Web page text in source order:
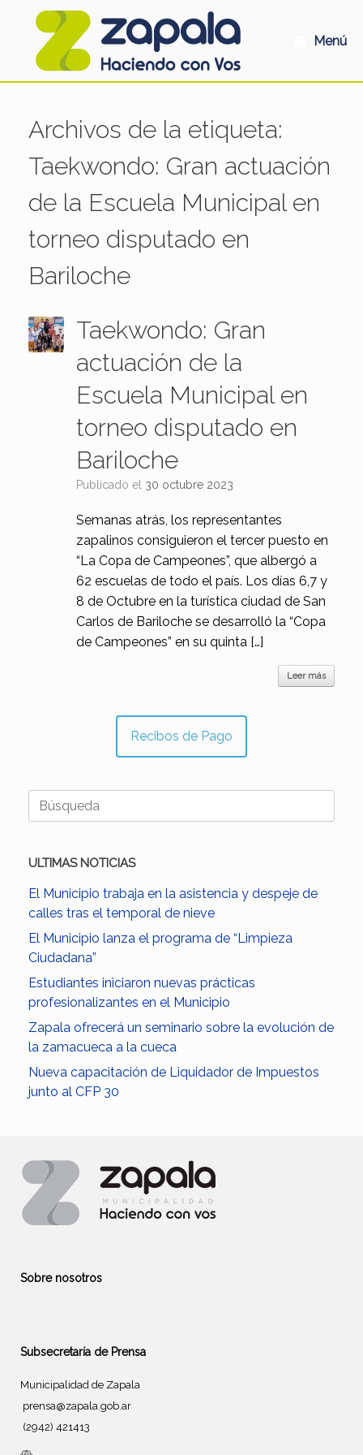
Menú
Archivos de la etiqueta:
Taekwondo: Gran actuación
de la Escuela Municipal en
torneo disputado en
Bariloche
Taekwondo: Gran
actuación de la
Escuela Municipal en
torneo disputado en
Bariloche
Publicado el 30 octubre 2023
Semanas atrás, los representantes
zapalinos consiguieron el tercer puesto en
“La Copa de Campeones”, que albergó a
62 escuelas de todo el país. Los días 6,7 y
8 de Octubre en la turística ciudad de San
Carlos de Bariloche se desarrolló la “Copa
de Campeones” en su quinta […]
Leer más
Recibos de Pago
Buscar:
ULTIMAS NOTICIAS
El Municipio trabaja en la asistencia y despeje de
calles tras el temporal de nieve
El Municipio lanza el programa de “Limpieza
Ciudadana”
Estudiantes iniciaron nuevas prácticas
profesionalizantes en el Municipio
Zapala ofrecerá un seminario sobre la evolución de
la zamacueca a la cueca
Nueva capacitación de Liquidador de Impuestos
junto al CFP 30
Sobre nosotros
Subsecretaría de Prensa
Municipalidad de Zapala
prensa@zapala.gob.ar
(2942) 421413